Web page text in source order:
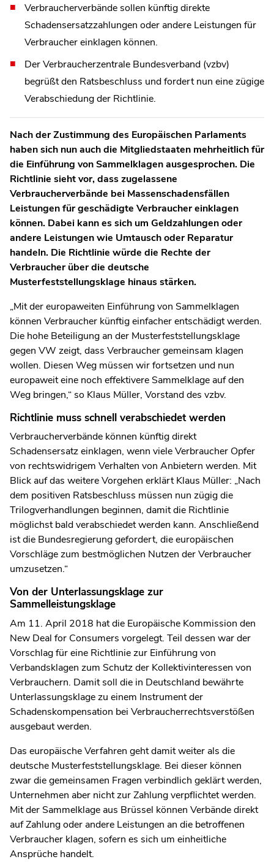
Verbraucherverbände sollen künftig direkte
Schadensersatzzahlungen oder andere Leistungen für
Verbraucher einklagen können.
Der Verbraucherzentrale Bundesverband (vzbv)
begrüßt den Ratsbeschluss und fordert nun eine zügige
Verabschiedung der Richtlinie.
Nach der Zustimmung des Europäischen Parlaments
haben sich nun auch die Mitgliedstaaten mehrheitlich für
die Einführung von Sammelklagen ausgesprochen. Die
Richtlinie sieht vor, dass zugelassene
Verbraucherverbände bei Massenschadensfällen
Leistungen für geschädigte Verbraucher einklagen
können. Dabei kann es sich um Geldzahlungen oder
andere Leistungen wie Umtausch oder Reparatur
handeln. Die Richtlinie würde die Rechte der
Verbraucher über die deutsche
Musterfeststellungsklage hinaus stärken.
„Mit der europaweiten Einführung von Sammelklagen
können Verbraucher künftig einfacher entschädigt werden.
Die hohe Beteiligung an der Musterfeststellungsklage
gegen VW zeigt, dass Verbraucher gemeinsam klagen
wollen. Diesen Weg müssen wir fortsetzen und nun
europaweit eine noch effektivere Sammelklage auf den
Weg bringen,“ so Klaus Müller, Vorstand des vzbv.
Richtlinie muss schnell verabschiedet werden
Verbraucherverbände können künftig direkt
Schadensersatz einklagen, wenn viele Verbraucher Opfer
von rechtswidrigem Verhalten von Anbietern werden. Mit
Blick auf das weitere Vorgehen erklärt Klaus Müller: „Nach
dem positiven Ratsbeschluss müssen nun zügig die
Trilogverhandlungen beginnen, damit die Richtlinie
möglichst bald verabschiedet werden kann. Anschließend
ist die Bundesregierung gefordert, die europäischen
Vorschläge zum bestmöglichen Nutzen der Verbraucher
umzusetzen.“
Von der Unterlassungsklage zur
Sammelleistungsklage
Am 11. April 2018 hat die Europäische Kommission den
New Deal for Consumers vorgelegt. Teil dessen war der
Vorschlag für eine Richtlinie zur Einführung von
Verbandsklagen zum Schutz der Kollektivinteressen von
Verbrauchern. Damit soll die in Deutschland bewährte
Unterlassungsklage zu einem Instrument der
Schadenskompensation bei Verbraucherrechtsverstößen
ausgebaut werden.
Das europäische Verfahren geht damit weiter als die
deutsche Musterfeststellungsklage. Bei dieser können
zwar die gemeinsamen Fragen verbindlich geklärt werden,
Unternehmen aber nicht zur Zahlung verpflichtet werden.
Mit der Sammelklage aus Brüssel können Verbände direkt
auf Zahlung oder andere Leistungen an die betroffenen
Verbraucher klagen, sofern es sich um einheitliche
Ansprüche handelt.